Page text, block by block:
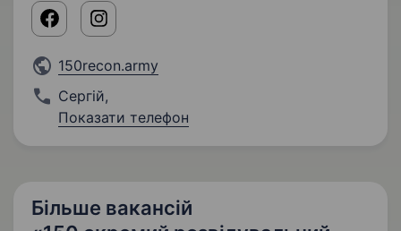
150recon.army
Сергій,
Показати телефон
Більше вакансій